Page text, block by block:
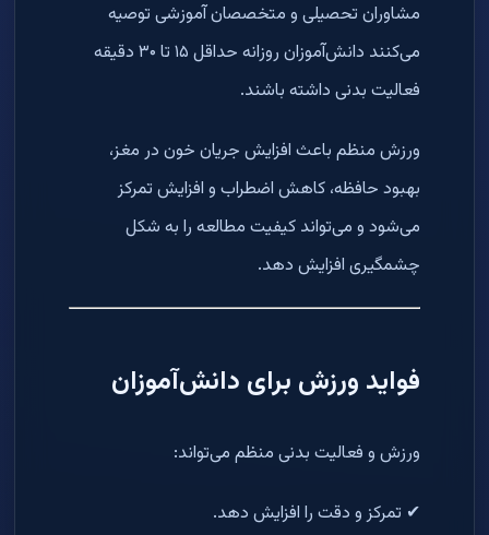
مشاوران تحصیلی و متخصصان آموزشی توصیه
می‌کنند دانش‌آموزان روزانه حداقل ۱۵ تا ۳۰ دقیقه
فعالیت بدنی داشته باشند.
ورزش منظم باعث افزایش جریان خون در مغز،
بهبود حافظه، کاهش اضطراب و افزایش تمرکز
می‌شود و می‌تواند کیفیت مطالعه را به شکل
چشمگیری افزایش دهد.
فواید ورزش برای دانش‌آموزان
ورزش و فعالیت بدنی منظم می‌تواند:
✔ تمرکز و دقت را افزایش دهد.